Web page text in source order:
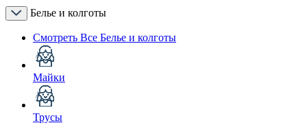
Белье и колготы
Смотреть Все Белье и колготы
Майки
Трусы